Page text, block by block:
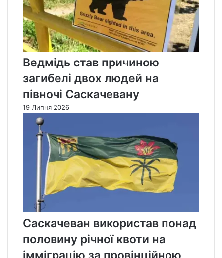
Ведмідь став причиною
загибелі двох людей на
півночі Саскачевану
19 Липня 2026
Саскачеван використав понад
половину річної квоти на
імміграцію за провінційною